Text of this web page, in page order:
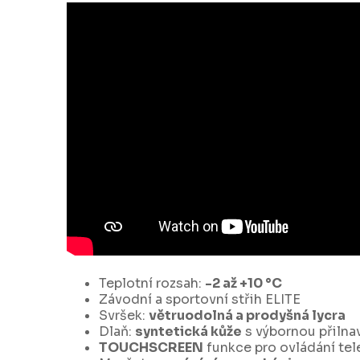
Teplotní rozsah: -2 až +10 °C
Závodní a sportovní střih ELITE
Svršek: větruodolná a prodyšná lycra
Dlaň: syntetická kůže s výbornou
TOUCHSCREEN funkce pro ovládání